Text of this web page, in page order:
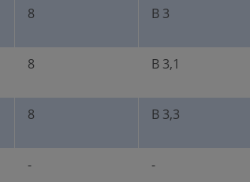
8 B 3
8 B 3,1
8 B 3,3
- -